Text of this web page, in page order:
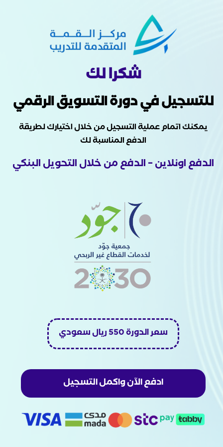
شكرا لك
للتسجيل في دورة التسويق الرقمي
يمكنك اتمام عملية التسجيل من خلال اختيارك لطريقة
الدفع المناسبة لك
الدفع اونلاين – الدفع من خلال التحويل البنكي
سعر الدورة 550 ريال سعودي
ادفع الآن واكمل التسجيل